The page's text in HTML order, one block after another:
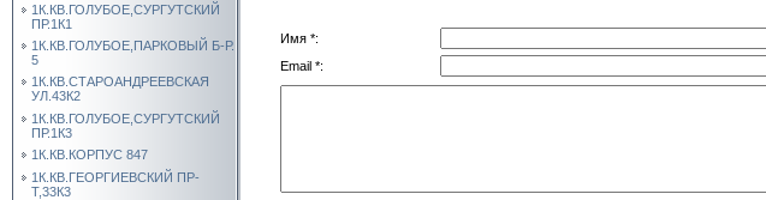
1К.КВ.ГОЛУБОЕ,СУРГУТСКИЙ
ПР.1К1
1К.КВ.ГОЛУБОЕ,ПАРКОВЫЙ Б-Р.
5
1К.КВ.СТАРОАНДРЕЕВСКАЯ
УЛ.43К2
1К.КВ.ГОЛУБОЕ,СУРГУТСКИЙ
ПР.1К3
1К.КВ.КОРПУС 847
1К.КВ.ГЕОРГИЕВСКИЙ ПР-
Т,33К3
Имя *:
Email *: